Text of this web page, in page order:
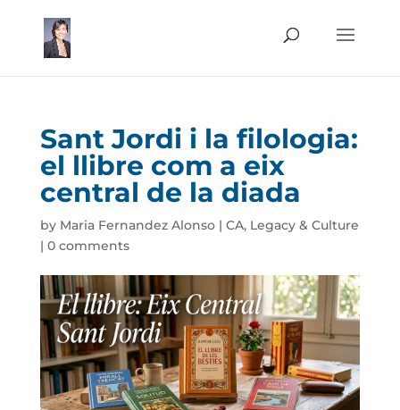
Sant Jordi i la filologia:
el llibre com a eix
central de la diada
by Maria Fernandez Alonso| CA, Legacy & Culture
| 0 comments